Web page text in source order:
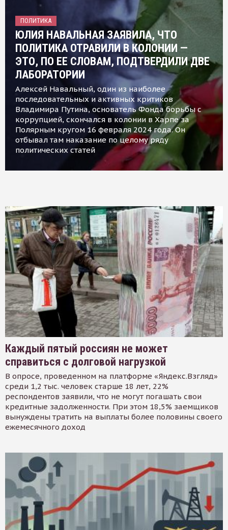
ПОЛИТИКА
ЮЛИЯ НАВАЛЬНАЯ ЗАЯВИЛА, ЧТО
ПОЛИТИКА ОТРАВИЛИ В КОЛОНИИ —
ЭТО, ПО ЕЕ СЛОВАМ, ПОДТВЕРДИЛИ ДВЕ
ЛАБОРАТОРИИ
Алексей Навальный, один из наиболее
последовательных и активных критиков
Владимира Путина, основатель Фонда борьбы с
коррупцией, скончался в колонии в Харпе за
Полярным кругом 16 февраля 2024 года. Он
отбывал там наказание по целому ряду
политических статей
Каждый пятый россиян не может
справиться с долговой нагрузкой
В опросе, проведенном на платформе «Яндекс.Взгляд»
среди 1,2 тыс. человек старше 18 лет, 22%
респондентов заявили, что не могут погашать свои
кредитные задолженности. При этом 18,5% заемщиков
вынуждены тратить на выплаты более половины своего
ежемесячного доход